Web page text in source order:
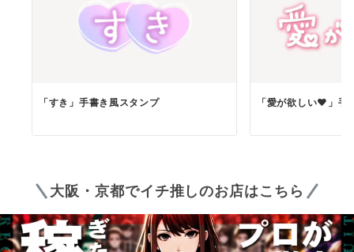
「すき」手書き風スタンプ 「愛が欲しい♥」手
大阪・京都でイチ推しのお店はこちら